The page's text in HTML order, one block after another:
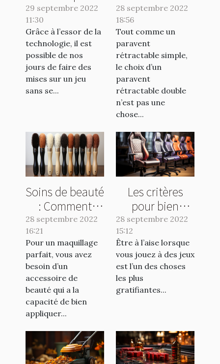
choisir un bon
site de pari
sportif
29 septembre 2022
11:30
Grâce à l’essor de la
technologie, il est
possible de nos
jours de faire des
mises sur un jeu
sans se...
paravent
rétractable
double ?
28 septembre 2022
18:56
Tout comme un
paravent
rétractable simple,
le choix d’un
paravent
rétractable double
n’est pas une
chose...
Soins de beauté
: Comment
utiliser un
pinceau en
poils naturels ?
28 septembre 2022
16:21
Pour un maquillage
parfait, vous avez
besoin d’un
accessoire de
beauté qui a la
capacité de bien
appliquer...
Les critères
pour bien
choisir une
chaise pour
gamer
28 septembre 2022
15:12
Être à l’aise lorsque
vous jouez à des jeux
est l’un des choses
les plus
gratifiantes...